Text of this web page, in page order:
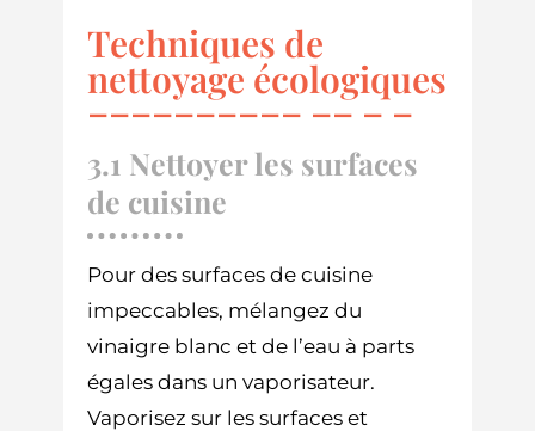
Techniques de
nettoyage écologiques
3.1 Nettoyer les surfaces
de cuisine
Pour des surfaces de cuisine
impeccables, mélangez du
vinaigre blanc et de l’eau à parts
égales dans un vaporisateur.
Vaporisez sur les surfaces et